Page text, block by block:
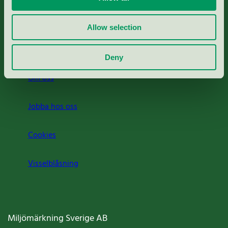
Allow selection
Deny
Rapporter & undersökningar
Press
Om oss
Jobba hos oss
Cookies
Visselblåsning
Miljömärkning Sverige AB